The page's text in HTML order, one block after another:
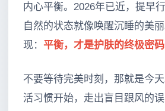
内心平衡。2026年已近，提早
自然的状态就像唤醒沉睡的美
现： 平衡，才是护肤的终极密码
不要等待完美时刻，那就是今
活习惯开始，走出盲目跟风的